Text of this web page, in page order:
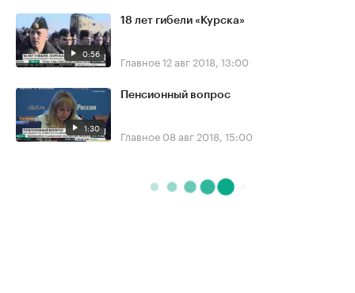
0:56
18 лет гибели «Курска»
Главное12 авг 2018, 13:00
1:30
Пенсионный вопрос
Главное 08 авг 2018, 15:00